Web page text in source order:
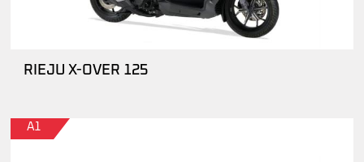
RIEJU X-OVER 125
A1